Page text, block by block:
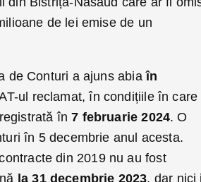
de lei emise de un
de Conturi a ajuns abiaîn
ul reclamat, în condițiile în care
în7 februarie 2024. O
în 5 decembrie anul acesta.
din 2019 nu au fost
la 31 decembrie 2023, dar nici